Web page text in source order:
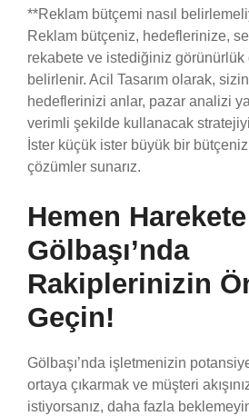
**Reklam bütçemi nasıl
Reklam bütçeniz, hedeflerinize,
rekabete ve istediğiniz
belirlenir. Acil Tasarım olarak,
hedeflerinizi anlar, pazar analizi
verimli şekilde kullanacak
İster küçük ister büyük bir
çözümler sunarız.
Hemen
Gölbaşı’nda
Rakiplerinizin
Geçin!
Gölbaşı’nda işletmenizin
ortaya çıkarmak ve müşteri
istiyorsanız, daha fazla